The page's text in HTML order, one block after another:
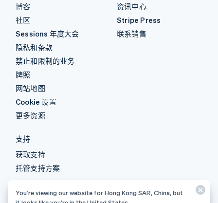
博客
社区
Sessions 年度大会
隐私和条款
禁止和限制的业务
牌照
网站地图
Cookie 设置
更多资源
资讯中心
Stripe Press
联系销售
支持
获取支持
托管支持方案
© 2026 Stripe, LLC
You’re viewing our website for Hong Kong SAR, China, but